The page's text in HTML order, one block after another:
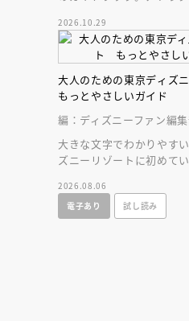
2026.10.29
大人のための東京ディズ
もっとやさしいガイド
編：ディズニーファン編
大きな文字でわかりやす
ズニーリゾートに初めて
ブック。
2026.08.06
電子あり
試し読み